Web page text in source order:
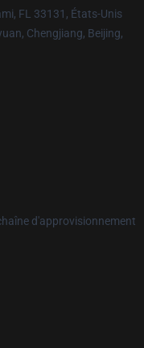
FL 33131, États-Unis
Chengjiang, Beijing,
d'approvisionnement